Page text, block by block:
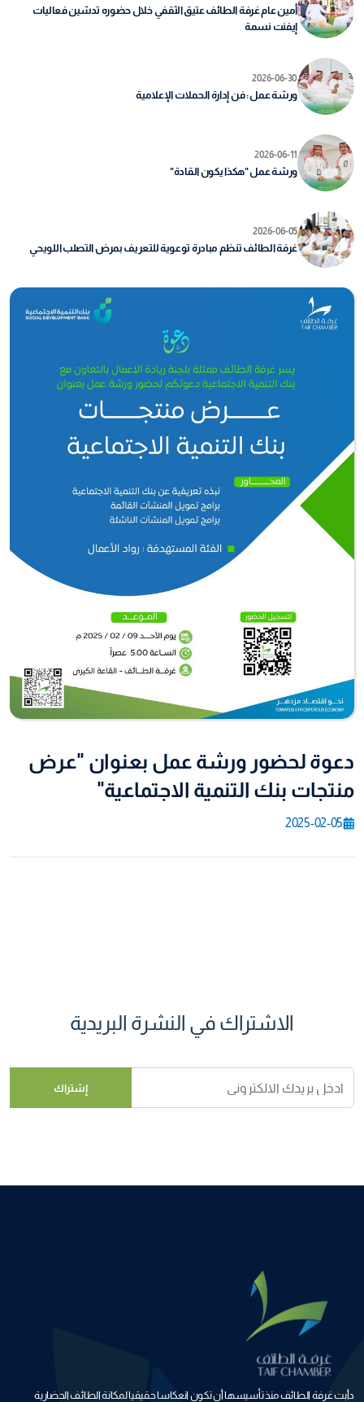
أمين عام غرفة الطائف عتيق الثقفي خلال حضوره تدشين فعاليات
إيفنت نسمة
2026-06-30
ورشة عمل : فن إدارة الحملات الإعلامية
2026-06-11
ورشة عمل "هكذا يكون القادة"
2026-06-05
غرفة الطائف تنظم مبادرة توعوية للتعريف بمرض التصلب اللويحي
دعوة لحضور ورشة عمل بعنوان "عرض
منتجات بنك التنمية الاجتماعية"
2025-02-05
الاشتراك في النشرة البريدية
إشتراك
دأبت غرفة الطائف منذ تأسيسها أن تكون انعكاسا حقيقيا لمكانة الطائف الحضارية